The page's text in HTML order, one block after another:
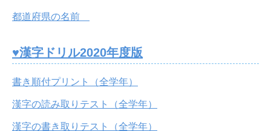
都道府県の名前
♥漢字ドリル2020年度版
書き順付プリント（全学年）
漢字の読み取りテスト（全学年）
漢字の書き取りテスト（全学年）